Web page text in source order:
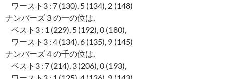
ワースト3 : 7 (130), 5 (134), 2 (148)
ナンバーズ３の一の位は,
ベスト3 : 1 (229), 5 (192), 0 (180),
ワースト3 : 4 (134), 6 (135), 9 (145)
ナンバーズ４の千の位は,
ベスト3 : 7 (214), 3 (206), 0 (193),